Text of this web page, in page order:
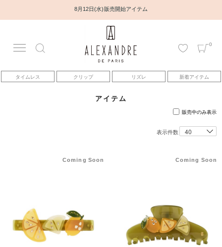
8月12日(水) 販売開始アイテム
0
タイムレス クリップ リズレ 新着アイテム
アカウント
アイテム
ヒストリー
アイテム
販売中のみ表示
表示件数
Coming Soon Coming Soon